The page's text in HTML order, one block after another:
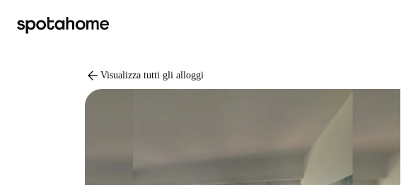
arrow_back Visualizza tutti gli alloggi